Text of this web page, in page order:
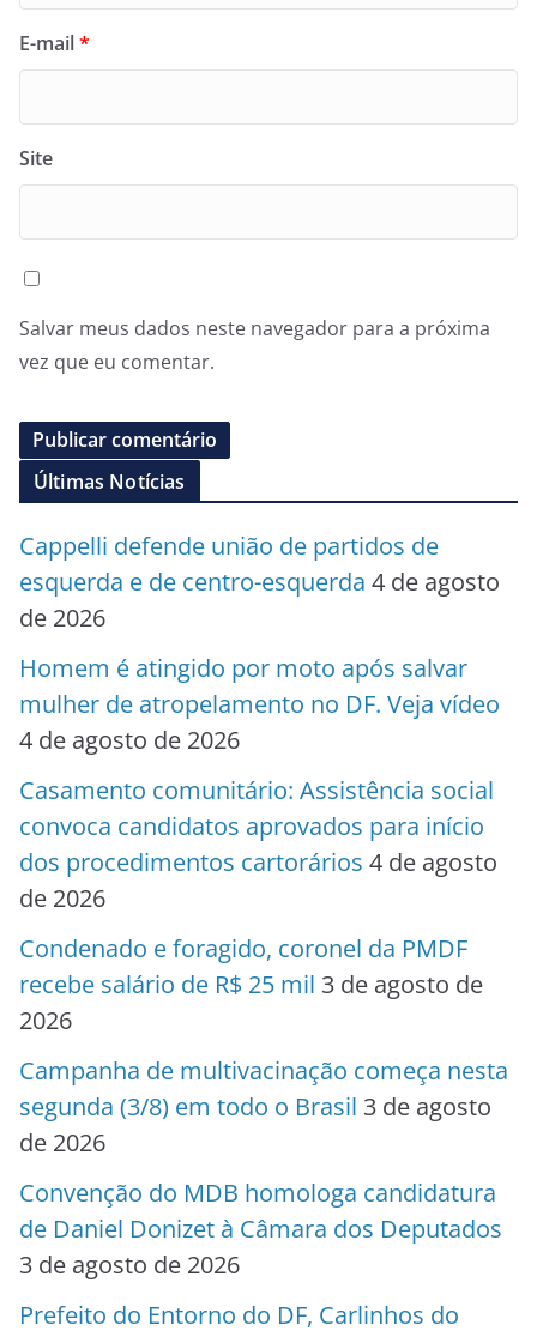
E-mail*
Site
Salvar meus dados neste navegador para a próxima
vez que eu comentar.
Últimas Notícias
Cappelli defende união de partidos de
esquerda e de centro-esquerda 4 de agosto
de 2026
Homem é atingido por moto após salvar
mulher de atropelamento no DF. Veja vídeo
4 de agosto de 2026
Casamento comunitário: Assistência social
convoca candidatos aprovados para início
dos procedimentos cartorários 4 de agosto
de 2026
Condenado e foragido, coronel da PMDF
recebe salário de R$ 25 mil 3 de agosto de
2026
Campanha de multivacinação começa nesta
segunda (3/8) em todo o Brasil 3 de agosto
de 2026
Convenção do MDB homologa candidatura
de Daniel Donizet à Câmara dos Deputados
3 de agosto de 2026
Prefeito do Entorno do DF, Carlinhos do